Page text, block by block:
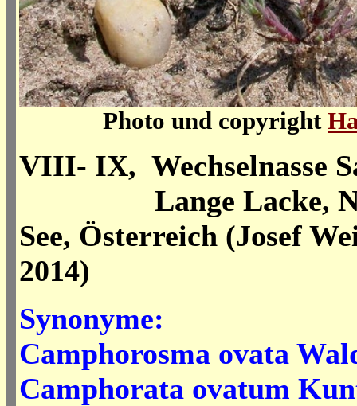
Photo und copyright
VIII- IX, Wechselnasse
Lange Lacke,
See, Österreich (Josef
2014)
Synonyme:
Camphorosma ovata
Camphorata ovatum